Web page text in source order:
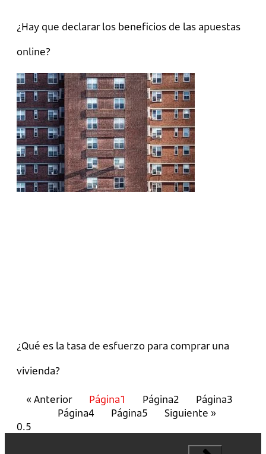
¿Hay que declarar los beneficios de las apuestas
online?
¿Qué es la tasa de esfuerzo para comprar una
vivienda?
« Anterior Página1 Página2 Página3
Página4 Página5 Siguiente »